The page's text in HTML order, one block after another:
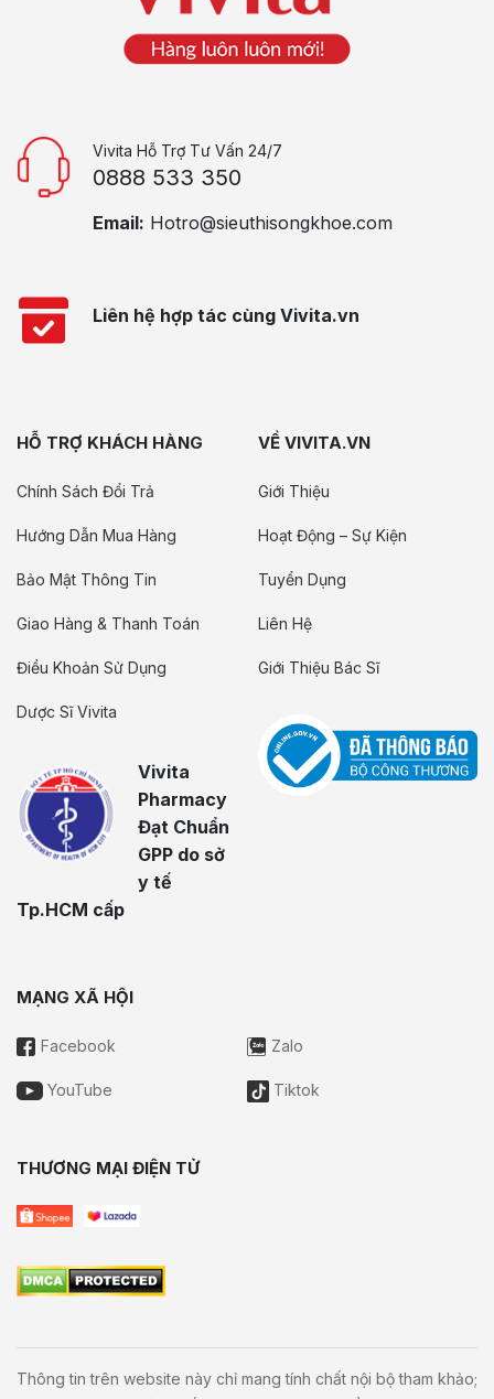
Vivita Hỗ Trợ Tư Vấn 24/7
0888 533 350
Email: Hotro@sieuthisongkhoe.com
Liên hệ hợp tác cùng Vivita.vn
HỖ TRỢ KHÁCH HÀNG
Chính Sách Đổi Trả
Hướng Dẫn Mua Hàng
Bảo Mật Thông Tin
Giao Hàng & Thanh Toán
Điều Khoản Sử Dụng
Dược Sĩ Vivita
Vivita
Pharmacy
Đạt Chuẩn
GPP do sở
y tế
Tp.HCM cấp
VỀ VIVITA.VN
Giới Thiệu
Hoạt Động – Sự Kiện
Tuyển Dụng
Liên Hệ
Giới Thiệu Bác Sĩ
MẠNG XÃ HỘI
Facebook Zalo
YouTube Tiktok
THƯƠNG MẠI ĐIỆN TỬ
Thông tin trên website này chỉ mang tính chất nội bộ tham khảo;